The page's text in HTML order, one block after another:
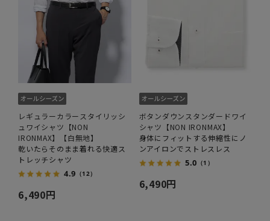
レギュラーカラースタイリッシ
ュワイシャツ【NON
IRONMAX】【白無地】
乾いたらそのまま着れる快適ス
トレッチシャツ
4.9 （12）
6,490円
ボタンダウンスタンダードワイ
シャツ【NON IRONMAX】
身体にフィットする伸縮性にノ
ンアイロンでストレスレス
5.0 （1）
6,490円